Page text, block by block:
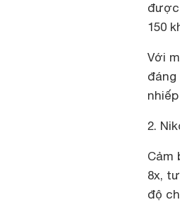
được
150
Với
2.
Cảm
8x,
độ